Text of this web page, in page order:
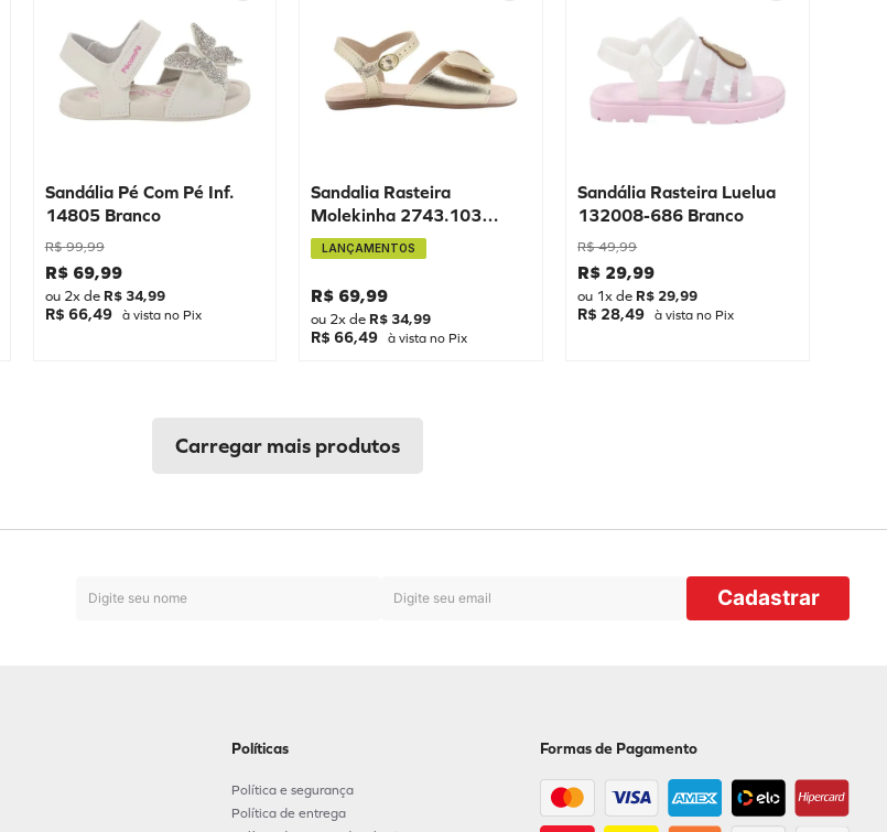
Sandália Pé Com Pé Inf.
14805 Branco
R$ 99,99
R$ 69,99
ou 2x de R$ 34,99
R$ 66,49 à vista no Pix
Sandalia Rasteira
Molekinha 2743.103
Dourado
LANÇAMENTOS
R$ 69,99
ou 2x de R$ 34,99
R$ 66,49 à vista no Pix
Sandália Rasteira Luelua
132008-686 Branco
R$ 49,99
R$ 29,99
ou 1x de R$ 29,99
R$ 28,49 à vista no Pix
Cadastrar
Políticas
Política e segurança
Política de entrega
Formas de Pagamento